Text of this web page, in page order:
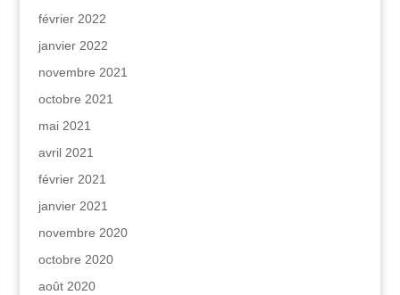
février 2022
janvier 2022
novembre 2021
octobre 2021
mai 2021
avril 2021
février 2021
janvier 2021
novembre 2020
octobre 2020
août 2020